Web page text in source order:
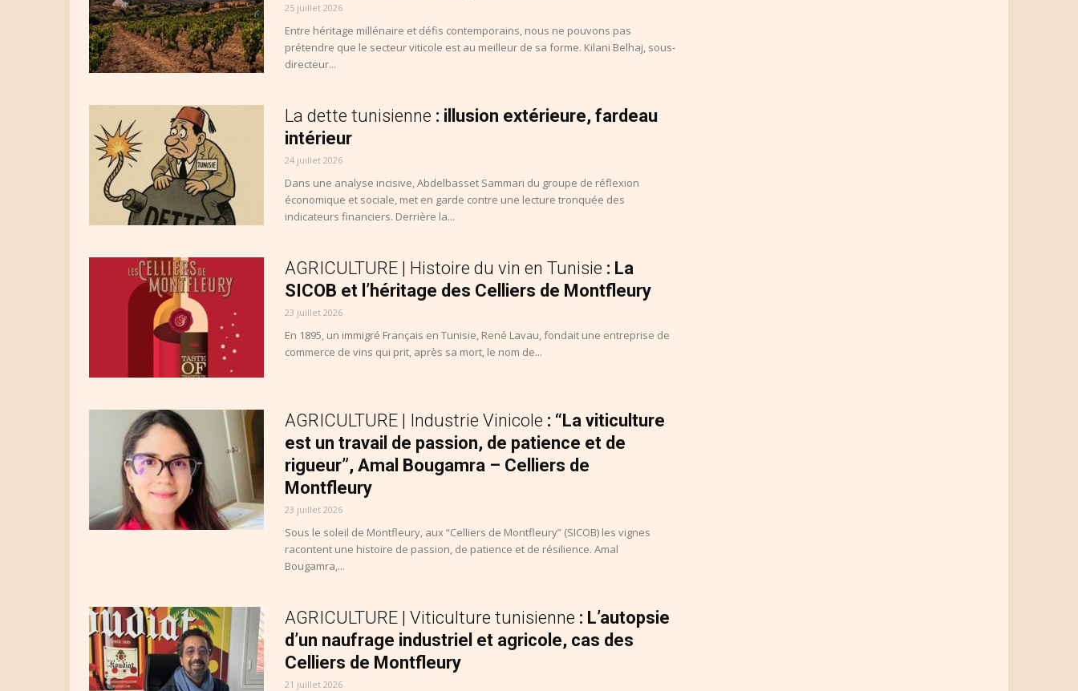
25 juillet 2026
Entre héritage millénaire et défis contemporains, nous ne pouvons pas
prétendre que le secteur viticole est au meilleur de sa forme. Kilani Belhaj, sous-
directeur...
La dette tunisienne : illusion extérieure, fardeau
intérieur
24 juillet 2026
Dans une analyse incisive, Abdelbasset Sammari du groupe de réflexion
économique et sociale, met en garde contre une lecture tronquée des
indicateurs financiers. Derrière la...
AGRICULTURE | Histoire du vin en Tunisie : La
SICOB et l’héritage des Celliers de Montfleury
23 juillet 2026
En 1895, un immigré Français en Tunisie, René Lavau, fondait une entreprise de
commerce de vins qui prit, après sa mort, le nom de...
AGRICULTURE | Industrie Vinicole : “La viticulture
est un travail de passion, de patience et de
rigueur”, Amal Bougamra – Celliers de
Montfleury
23 juillet 2026
Sous le soleil de Montfleury, aux “Celliers de Montfleury” (SICOB) les vignes
racontent une histoire de passion, de patience et de résilience. Amal
Bougamra,...
AGRICULTURE | Viticulture tunisienne : L’autopsie
d’un naufrage industriel et agricole, cas des
Celliers de Montfleury
21 juillet 2026